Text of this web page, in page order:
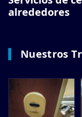
alrededores
Nuestros